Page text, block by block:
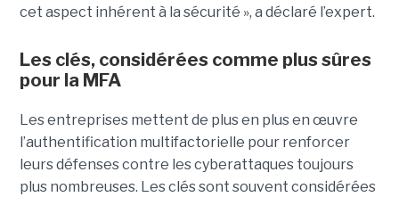
cet aspect inhérent à la sécurité », a déclaré l’expert.
Les clés, considérées comme plus sûres
pour la MFA
Les entreprises mettent de plus en plus en œuvre
l’authentification multifactorielle pour renforcer
leurs défenses contre les cyberattaques toujours
plus nombreuses. Les clés sont souvent considérées